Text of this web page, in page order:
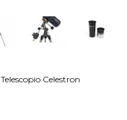
Telescopio Celestron